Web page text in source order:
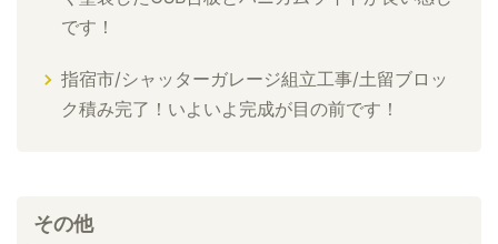
です！
指宿市/シャッターガレージ組立工事/土留ブロッ
ク積み完了！いよいよ完成が目の前です！
その他